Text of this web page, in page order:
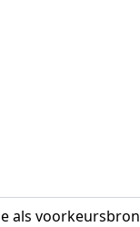
als voorkeursbron